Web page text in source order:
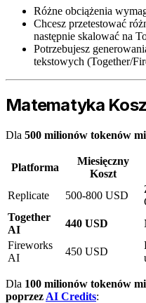
Różne obciążenia
Chcesz przetestować
następnie skalować na
Potrzebujesz
tekstowych (Together/
Matematyka
Dla 500 milionów tokenów
Platforma
Miesięczny
Koszt
Replicate 500-800 USD
Together
AI
440 USD
Fireworks
AI
450 USD
Dla 100 milionów tokenów
poprzez AI Credits: